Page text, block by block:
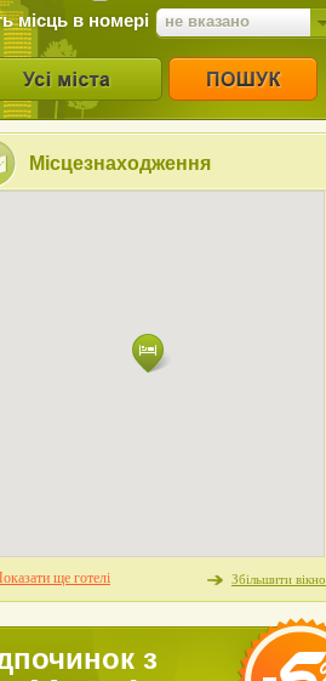
місць в номері не вказано
Місцезнаходження
ще готелі Збільшити вікно
з